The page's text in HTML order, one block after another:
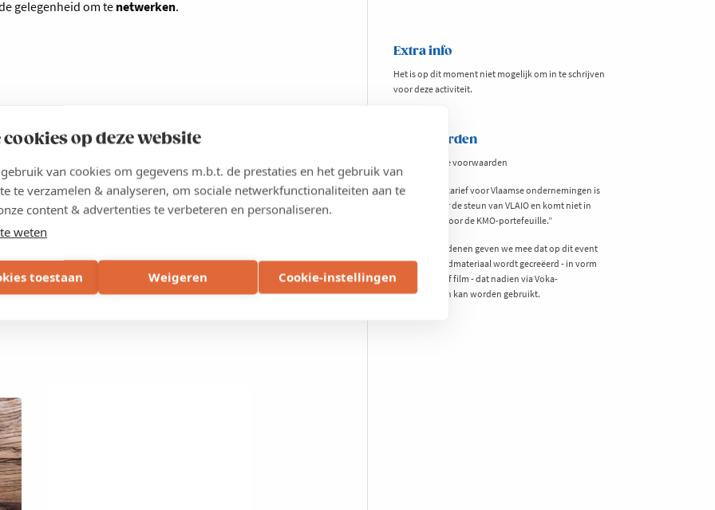
cookies op deze website
van cookies om gegevens m.b.t. de prestaties en het gebruik van
te verzamelen & analyseren, om sociale netwerkfunctionaliteiten aan te
content & advertenties te verbeteren en personaliseren.
weten
toestaan Weigeren Cookie-instellingen
gelegenheid om te netwerken.
traject als ondernemer. Gedurende het jaar bouw je actief
van Voka.
je niet alleen je netwerk uitbreidt, maar ook gericht
inboeken ☕
Extra info
Het is op dit moment niet mogelijk om in te schrijven
voor deze activiteit.
Voorwaarden
onze voorwaarden
Dit voordelig tarief voor Vlaamse ondernemingen is
mogelijk door de steun van VLAIO en komt niet in
aanmerking voor de KMO-portefeuille.”
Om privacyredenen geven we mee dat op dit event
mogelijk beeldmateriaal wordt gecreëerd - in vorm
van foto en/of film - dat nadien via Voka-
mediakanalen kan worden gebruikt.